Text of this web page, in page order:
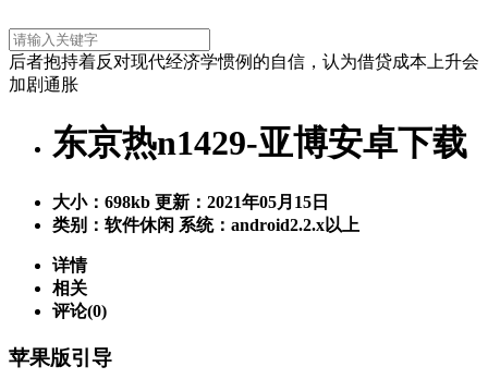
后者抱持着反对现代经济学惯例的自信，认为借贷成本上升会
加剧通胀
东京热n1429-亚博安卓下载
大小： 698kb 更新：2021年05月15日
类别：软件休闲 系统：android2.2.x以上
详情
相关
评论(0)
苹果版引导